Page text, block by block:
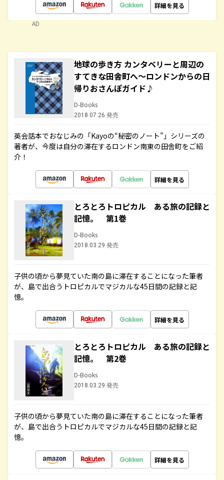
詳細を見る
AD
地球の歩き方 カンタベリーと周辺の
すてきな田舎町へ～ロンドンからの日
帰りおさんぽガイド♪
D-Books
2018.07.26 発売
英会話本でおなじみの「Kayoの“秘密のノート”」シリーズの
著者が、今度は自分の滞在するロンドン南東の田舎町をご紹
介！
詳細を見る
とろとろトロピカル ある旅の記録と
記憶。 第1巻
D-Books
2018.03.29 発売
子供の頃から夢見ていた南の島に滞在することになった筆者
が、島で出合うトロピカルでマジカルな45日間の記録と記
憶。
詳細を見る
とろとろトロピカル ある旅の記録と
記憶。 第2巻
D-Books
2018.03.29 発売
子供の頃から夢見ていた南の島に滞在することになった筆者
が、島で出合うトロピカルでマジカルな45日間の記録と記
憶。
詳細を見る